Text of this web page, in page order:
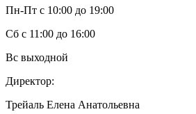
Пн-Пт с 10:00 до 19:00
Сб с 11:00 до 16:00
Вс выходной
Директор:
Трейаль Елена Анатольевна